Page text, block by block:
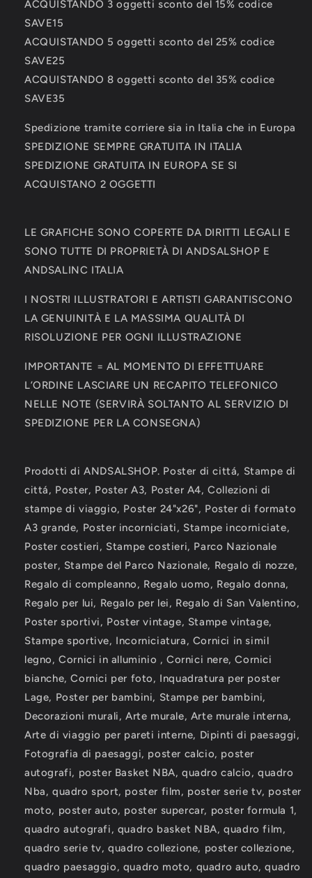
ACQUISTANDO 3 oggetti sconto del 15% codice
SAVE15
ACQUISTANDO 5 oggetti sconto del 25% codice
SAVE25
ACQUISTANDO 8 oggetti sconto del 35% codice
SAVE35
Spedizione tramite corriere sia in Italia che in Europa
SPEDIZIONE SEMPRE GRATUITA IN ITALIA
SPEDIZIONE GRATUITA IN EUROPA SE SI
ACQUISTANO 2 OGGETTI
LE GRAFICHE SONO COPERTE DA DIRITTI LEGALI E
SONO TUTTE DI PROPRIETÀ DI ANDSALSHOP E
ANDSALINC ITALIA
I NOSTRI ILLUSTRATORI E ARTISTI GARANTISCONO
LA GENUINITÀ E LA MASSIMA QUALITÀ DI
RISOLUZIONE PER OGNI ILLUSTRAZIONE
IMPORTANTE = AL MOMENTO DI EFFETTUARE
L’ORDINE LASCIARE UN RECAPITO TELEFONICO
NELLE NOTE (SERVIRÀ SOLTANTO AL SERVIZIO DI
SPEDIZIONE PER LA CONSEGNA)
Prodotti di ANDSALSHOP. Poster di cittá, Stampe di
cittá, Poster, Poster A3, Poster A4, Collezioni di
stampe di viaggio, Poster 24"x26", Poster di formato
A3 grande, Poster incorniciati, Stampe incorniciate,
Poster costieri, Stampe costieri, Parco Nazionale
poster, Stampe del Parco Nazionale, Regalo di nozze,
Regalo di compleanno, Regalo uomo, Regalo donna,
Regalo per lui, Regalo per lei, Regalo di San Valentino,
Poster sportivi, Poster vintage, Stampe vintage,
Stampe sportive, Incorniciatura, Cornici in simil
legno, Cornici in alluminio , Cornici nere, Cornici
bianche, Cornici per foto, Inquadratura per poster
Lage, Poster per bambini, Stampe per bambini,
Decorazioni murali, Arte murale, Arte murale interna,
Arte di viaggio per pareti interne, Dipinti di paesaggi,
Fotografia di paesaggi, poster calcio, poster
autografi, poster Basket NBA, quadro calcio, quadro
Nba, quadro sport, poster film, poster serie tv, poster
moto, poster auto, poster supercar, poster formula 1,
quadro autografi, quadro basket NBA, quadro film,
quadro serie tv, quadro collezione, poster collezione,
quadro paesaggio, quadro moto, quadro auto, quadro